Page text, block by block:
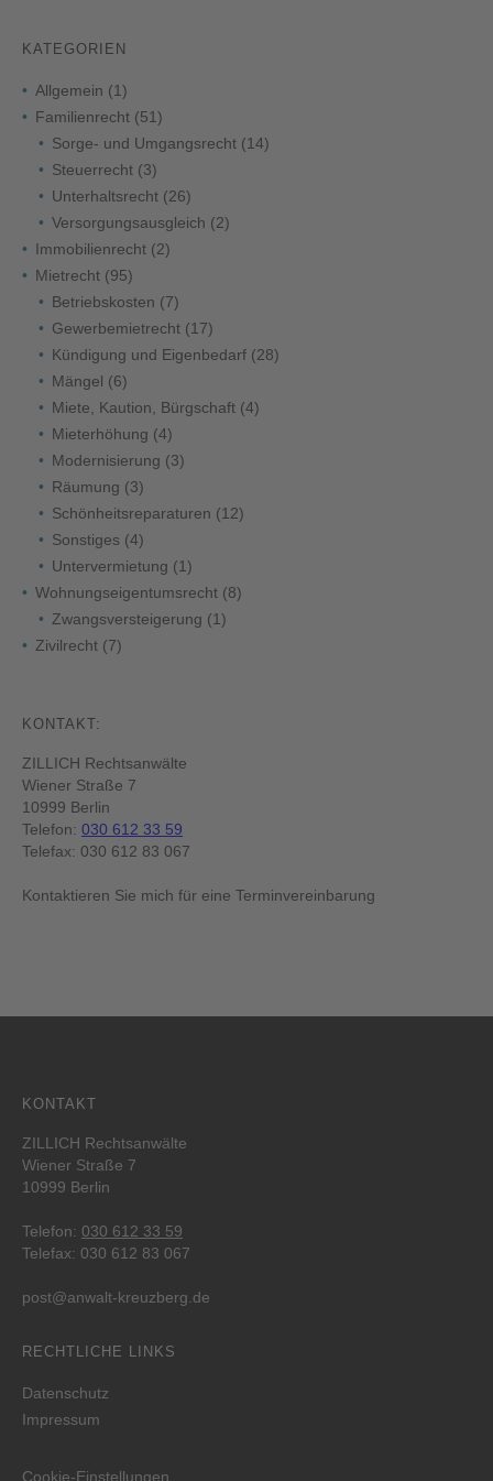
KATEGORIEN
Allgemein (1)
Familienrecht (51)
Sorge- und Umgangsrecht (14)
Steuerrecht (3)
Unterhaltsrecht (26)
Versorgungsausgleich (2)
Immobilienrecht (2)
Mietrecht (95)
Betriebskosten (7)
Gewerbemietrecht (17)
Kündigung und Eigenbedarf (28)
Mängel (6)
Miete, Kaution, Bürgschaft (4)
Mieterhöhung (4)
Modernisierung (3)
Räumung (3)
Schönheitsreparaturen (12)
Sonstiges (4)
Untervermietung (1)
Wohnungseigentumsrecht (8)
Zwangsversteigerung (1)
Zivilrecht (7)
KONTAKT:
ZILLICH Rechtsanwälte
Wiener Straße 7
10999 Berlin
Telefon: 030 612 33 59
Telefax: 030 612 83 067
Kontaktieren Sie mich für eine Terminvereinbarung
KONTAKT
ZILLICH Rechtsanwälte
Wiener Straße 7
10999 Berlin
Telefon: 030 612 33 59
Telefax: 030 612 83 067
post@anwalt-kreuzberg.de
RECHTLICHE LINKS
Datenschutz
Impressum
Cookie-Einstellungen